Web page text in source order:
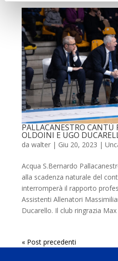
PALLACANESTRO CANTÙ
OLDOINI E UGO
da walter| Giu 20, 2023 |
Acqua S.Bernardo
alla scadenza naturale del
interromperà il rapporto
Assistenti Allenatori
Ducarello. Il club ringrazia Max
« Post precedenti